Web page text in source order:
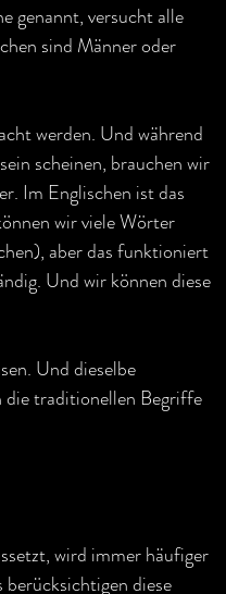
genannt, versucht alle
sind Männer oder
werden. Und während
scheinen, brauchen wir
Im Englischen ist das
wir viele Wörter
aber das funktioniert
Und wir können diese
Und dieselbe
die traditionellen Begriffe
wird immer häufiger
diese